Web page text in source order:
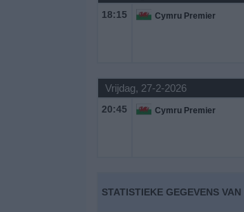
18:15 Cymru Premier
Vrijdag, 27-2-2026
20:45 Cymru Premier
STATISTIEKE GEGEVENS